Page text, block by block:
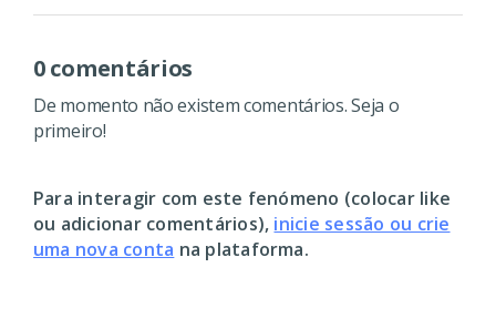
0 comentários
De momento não existem comentários. Seja o
primeiro!
Para interagir com este fenómeno (colocar like
ou adicionar comentários), inicie sessão ou crie
uma nova conta na plataforma.